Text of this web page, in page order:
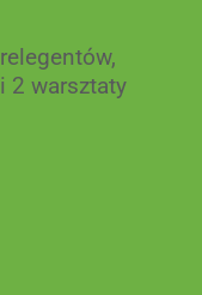
2 warsztaty